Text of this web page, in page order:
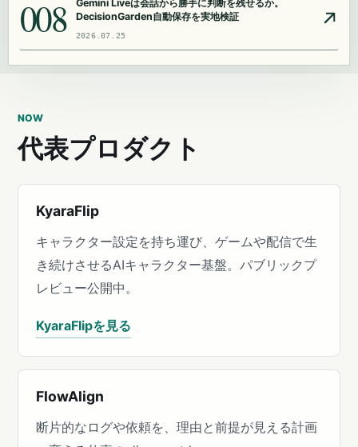
008
Gemini Liveは会話から勝手に判断を残せるか。
DecisionGarden自動保存を実地検証
2026.07.25
NOW
代表プロダクト
KyaraFlip
キャラクター設定を持ち運び、ゲームや配信で生
き続けさせるAIキャラクター基盤。パブリックプ
レビュー公開中。
KyaraFlipを見る
FlowAlign
断片的なログや依頼を、理由と前提が見える計画